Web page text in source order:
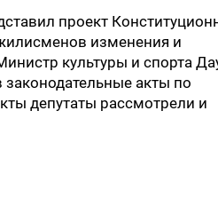
проект
изменения и
культуры и спорта
акты по
депутаты рассмотрели и